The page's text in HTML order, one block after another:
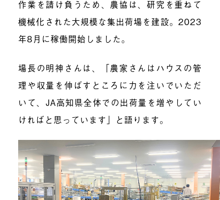
作業を請け負うため、農協は、研究を重ねて
機械化された大規模な集出荷場を建設。2023
年8月に稼働開始しました。
場長の明神さんは、「農家さんはハウスの管
理や収量を伸ばすところに力を注いでいただ
いて、JA高知県全体での出荷量を増やしてい
ければと思っています」と語ります。